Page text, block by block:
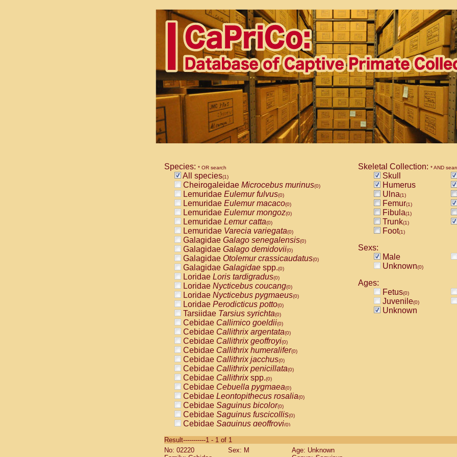
Species: * OR search
All species(1)
Cheirogaleidae Microcebus murinus(0)
Lemuridae Eulemur fulvus(0)
Lemuridae Eulemur macaco(0)
Lemuridae Eulemur mongoz(0)
Lemuridae Lemur catta(0)
Lemuridae Varecia variegata(0)
Galagidae Galago senegalensis(0)
Galagidae Galago demidovii(0)
Galagidae Otolemur crassicaudatus(0)
Galagidae Galagidae spp.(0)
Loridae Loris tardigradus(0)
Loridae Nycticebus coucang(0)
Loridae Nycticebus pygmaeus(0)
Loridae Perodicticus potto(0)
Tarsiidae Tarsius syrichta(0)
Cebidae Callimico goeldii(0)
Cebidae Callithrix argentata(0)
Cebidae Callithrix geoffroyi(0)
Cebidae Callithrix humeralifer(0)
Cebidae Callithrix jacchus(0)
Cebidae Callithrix penicillata(0)
Cebidae Callithrixspp.(0)
Cebidae Cebuella pygmaea(0)
Cebidae Leontopithecus rosalia(0)
Cebidae Saguinus bicolor(0)
Cebidae Saguinus fuscicollis(0)
Cebidae Saguinus geoffroyi(0)
CebidaeSaguinus labiatus(0)
Cebidae Saguinus leucopus (0)
Skeletal Collection: * AND
Skull
Humerus
Ulna(1)
Femur(1)
Fibula(1)
Trunk(1)
Foot(1)
Sexs:
Male
Unknown(0)
Ages:
Fetus(0)
Juvenile(0)
Unknown
Result-----------1 - 1 of 1
No: 02220
Sex: M
Age: Unknown